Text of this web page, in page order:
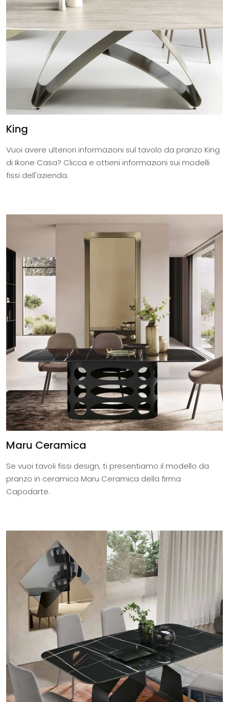
King
Vuoi avere ulteriori informazioni sul tavolo da pranzo King
di Ikone Casa? Clicca e ottieni informazioni sui modelli
fissi dell'azienda.
Maru Ceramica
Se vuoi tavoli fissi design, ti presentiamo il modello da
pranzo in ceramica Maru Ceramica della firma
Capodarte.